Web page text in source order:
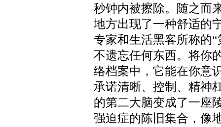
秒钟内被擦除。随之而
地方出现了一种舒适的
专家和生活黑客所称的
不遗忘任何东西。将你
络档案中，它能在你意
承诺清晰、控制、精神
的第二大脑变成了一座
强迫症的陈旧集合，像